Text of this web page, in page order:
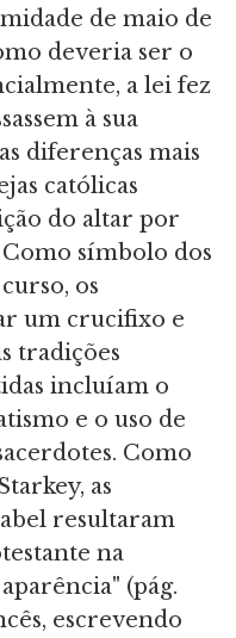
de maio de
deveria ser o
a lei fez
à sua
diferenças mais
católicas
do altar por
símbolo dos
os
um crucifixo e
tradições
incluíam o
e o uso de
Como
as
resultaram
na
(pág.
escrevendo